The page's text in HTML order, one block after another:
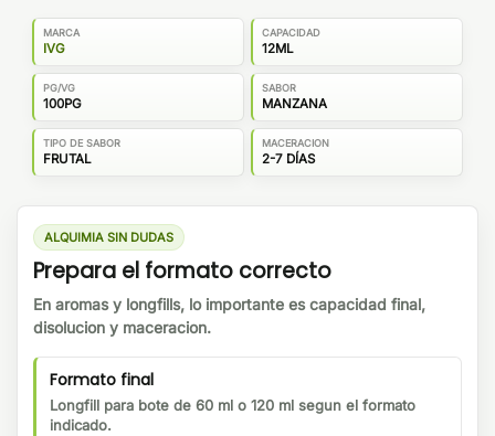
MARCA
IVG
CAPACIDAD
12ML
PG/VG
100PG
SABOR
MANZANA
TIPO DE SABOR
FRUTAL
MACERACION
2-7 DÍAS
ALQUIMIA SIN DUDAS
Prepara el formato correcto
En aromas y longfills, lo importante es capacidad final,
disolucion y maceracion.
Formato final
Longfill para bote de 60 ml o 120 ml segun el formato
indicado.